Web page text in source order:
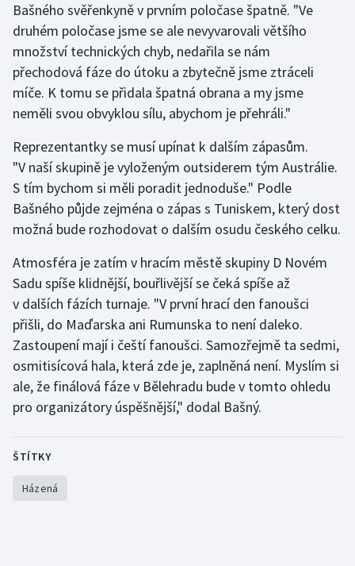
Házená
Jezdectví
Judo
Krasobruslení
Lezení
Lyže a snowboard
Motorsport
Olympijské hry
Parasport
Plavání
Ragby
Bašného svěřenkyně v prvním poločase špatně. "Ve
druhém poločase jsme se ale nevyvarovali většího
množství technických chyb, nedařila se nám
přechodová fáze do útoku a zbytečně jsme ztráceli
míče. K tomu se přidala špatná obrana a my jsme
neměli svou obvyklou sílu, abychom je přehráli."
Reprezentantky se musí upínat k dalším zápasům.
"V naší skupině je vyloženým outsiderem tým Austrálie.
S tím bychom si měli poradit jednoduše." Podle
Bašného půjde zejména o zápas s Tuniskem, který dost
možná bude rozhodovat o dalším osudu českého celku.
Atmosféra je zatím v hracím městě skupiny D Novém
Sadu spíše klidnější, bouřlivější se čeká spíše až
v dalších fázích turnaje. "V první hrací den fanoušci
přišli, do Maďarska ani Rumunska to není daleko.
Zastoupení mají i čeští fanoušci. Samozřejmě ta sedmi,
osmitisícová hala, která zde je, zaplněná není. Myslím si
ale, že finálová fáze v Bělehradu bude v tomto ohledu
pro organizátory úspěšnější," dodal Bašný.
ŠTÍTKY
Házená